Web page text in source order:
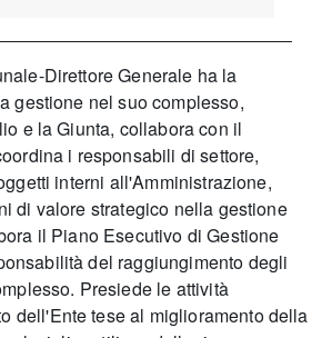
Direttore Generale ha la
gestione nel suo complesso,
e la Giunta, collabora con il
i responsabili di settore,
interni all'Amministrazione,
di valore strategico nella gestione
il Piano Esecutivo di Gestione
del raggiungimento degli
Presiede le attività
dell'Ente tese al miglioramento della